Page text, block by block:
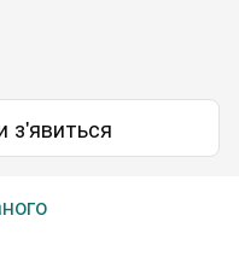
з'явиться